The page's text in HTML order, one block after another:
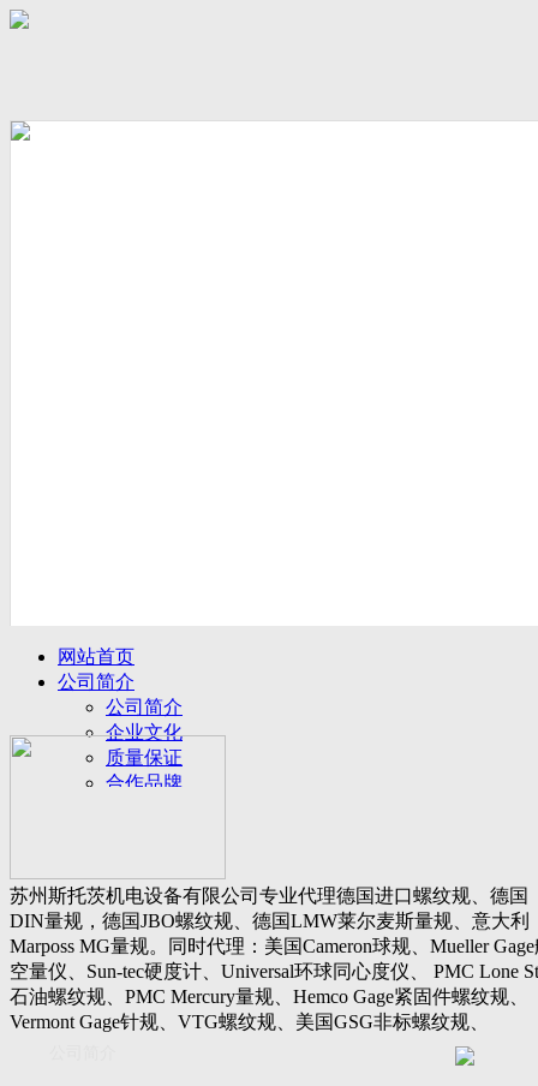
网站首页
公司简介
公司简介
企业文化
质量保证
合作品牌
公司新闻
行业动态
设备展厅
资料下载
视频下载
资料下载
软件下载
苏州斯托茨机电设备有限公司专业代理德国进口螺纹规、德国
DIN量规，德国JBO螺纹规、德国LMW莱尔麦斯量规、意大利
Marposs MG量规。同时代理：美国Cameron球规、Mueller
空量仪、Sun-tec硬度计、Universal环球同心度仪、 PMC Lone
石油螺纹规、PMC Mercury量规、Hemco Gage紧固件螺纹规、
Vermont Gage针规、VTG螺纹规、美国GSG非标螺纹规、
Threadcheck航空螺纹规、 Westport医疗螺纹规、英国
惠氏螺纹规、Tru-thread石油螺纹规、美国Gagemaker单项仪，